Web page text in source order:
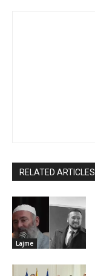
RELATED ARTICLES
Lajme